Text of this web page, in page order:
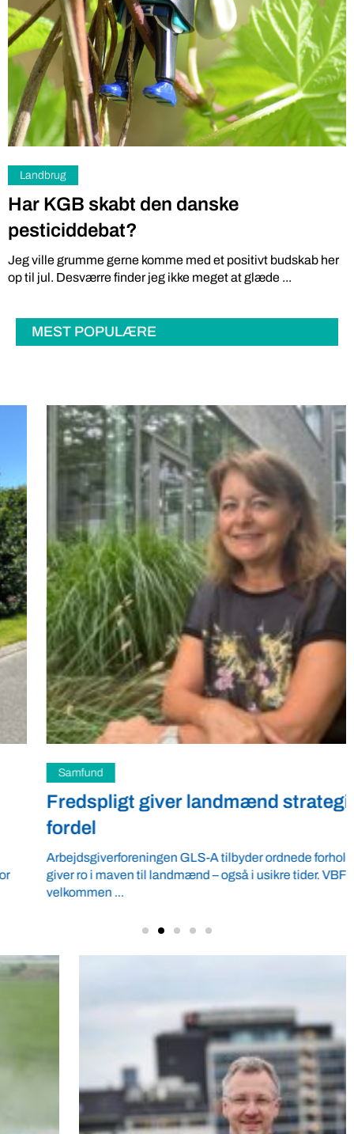
Landbrug
Har KGB skabt den danske
pesticiddebat?
Jeg ville grumme gerne komme med et positivt budskab her
op til jul. Desværre finder jeg ikke meget at glæde ...
MEST POPULÆRE
Samfund
Fredspligt giver landmænd strategisk
fordel
Arbejdsgiverforeningen GLS-A tilbyder ordnede forhold, som
giver ro i maven til landmænd – også i usikre tider. VBF byder
velkommen ...